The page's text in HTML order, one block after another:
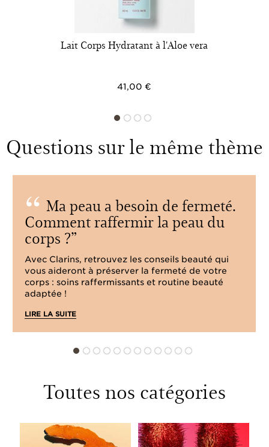
Lait Corps Hydratant à l'Aloe vera
41,00 €
Questions sur le même thème
Ma peau a besoin de fermeté.
Comment raffermir la peau du
corps ?
Avec Clarins, retrouvez les conseils beauté qui
vous aideront à préserver la fermeté de votre
corps : soins raffermissants et routine beauté
adaptée !
LIRE LA SUITE
Toutes nos catégories